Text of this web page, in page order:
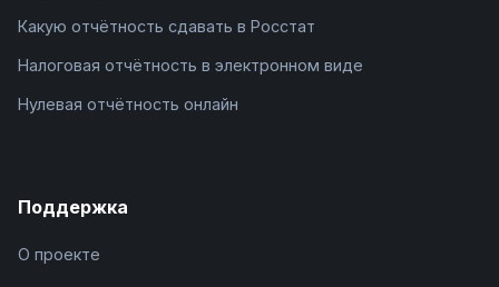
Какую отчётность сдавать в Росстат
Налоговая отчётность в электронном виде
Нулевая отчётность онлайн
Поддержка
О проекте